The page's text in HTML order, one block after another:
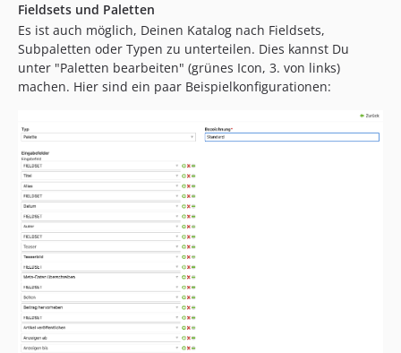
2.2.2
2.2.1
2.2
2.1.24
2.1.22
2.1.21
2.1.20
2.1.19
2.1.18
2.1.17
2.1.16
2.1.15
2.1.13
2.1.12
Fieldsets und Paletten
Es ist auch möglich, Deinen Katalog nach Fieldsets,
Subpaletten oder Typen zu unterteilen. Dies kannst Du
unter "Paletten bearbeiten" (grünes Icon, 3. von links)
machen. Hier sind ein paar Beispielkonfigurationen: